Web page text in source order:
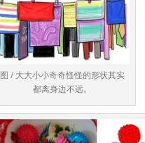
图 / 大大小小奇奇怪怪的形状其实
都离身边不远。